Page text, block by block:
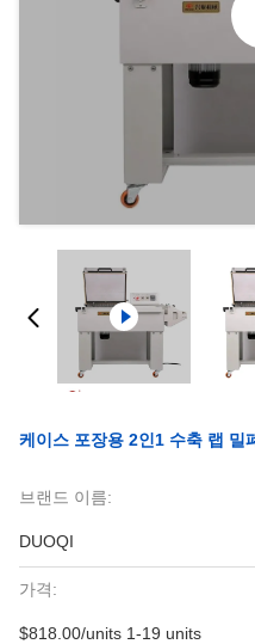
케이스 포장용 2인1 수축 랩 밀
브랜드 이름:
DUOQI
가격:
$818.00/units 1-19 units